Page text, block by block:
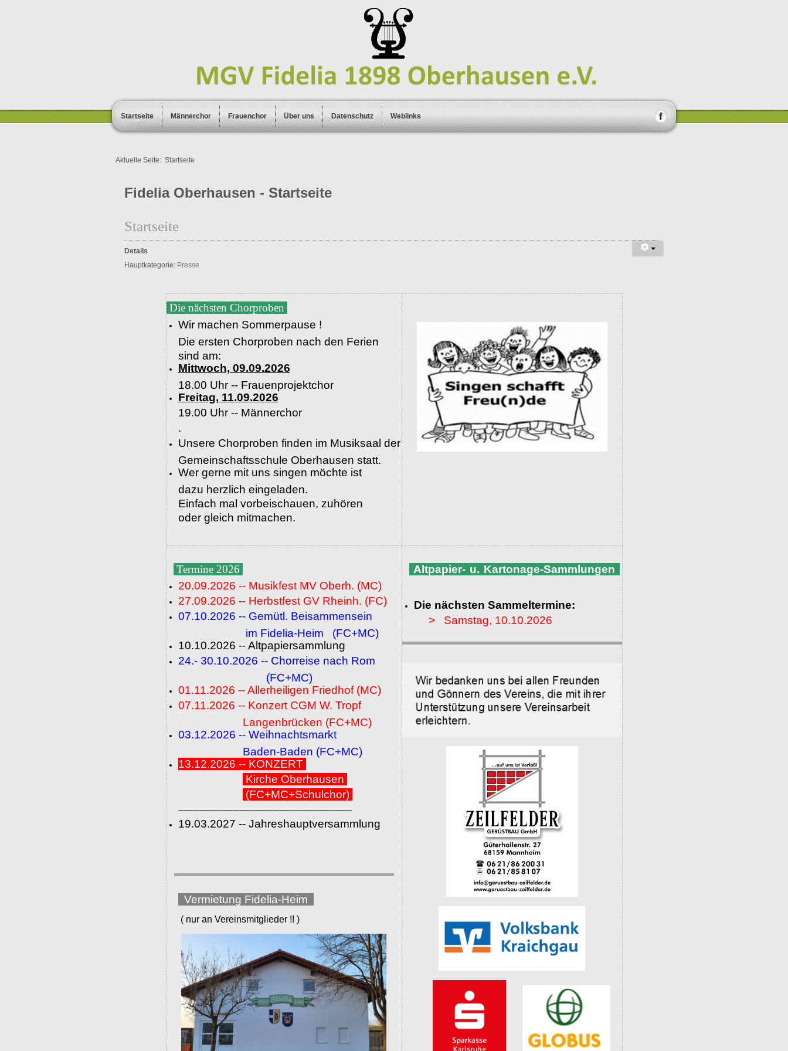
Startseite Männerchor Frauenchor Über uns Datenschutz Weblinks
Aktuelle Seite: Startseite
Fidelia Oberhausen - Startseite
Startseite
Details
Hauptkategorie: Presse
Die nächsten Chorproben
Wir machen Sommerpause !
Die ersten Chorproben nach den Ferien
sind am:
Mittwoch, 09.09.2026
18.00 Uhr -- Frauenprojektchor
Freitag, 11.09.2026
19.00 Uhr -- Männerchor
.
Unsere Chorproben finden im Musiksaal der
Gemeinschaftsschule Oberhausen statt.
Wer gerne mit uns singen möchte ist
dazu herzlich eingeladen.
Einfach mal vorbeischauen, zuhören
oder gleich mitmachen.
Termine 2026
20.09.2026 -- Musikfest MV Oberh. (MC)
27.09.2026 -- Herbstfest GV Rheinh. (FC)
07.10.2026 -- Gemütl. Beisammensein
im Fidelia-Heim (FC+MC)
10.10.2026 -- Altpapiersammlung
24.- 30.10.2026 -- Chorreise nach Rom
(FC+MC)
01.11.2026 -- Allerheiligen Friedhof (MC)
07.11.2026 -- Konzert CGM W. Tropf
Langenbrücken (FC+MC)
03.12.2026 -- Weihnachtsmarkt
Baden-Baden (FC+MC)
13.12.2026 -- KONZERT
Kirche Oberhausen
(FC+MC+Schulchor)
--------------------------------------------------------------------------
19.03.2027 -- Jahreshauptversammlung
Vermietung Fidelia-Heim
( nur an Vereinsmitglieder !! )
Altpapier- u. Kartonage-Sammlungen
Die nächsten Sammeltermine:
> Samstag, 10.10.2026